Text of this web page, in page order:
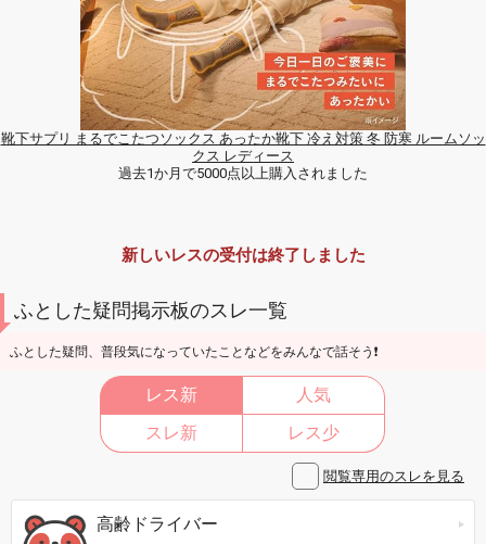
靴下サプリ まるでこたつソックス あったか靴下 冷え対策 冬 防寒 ルームソッ
クス レディース
過去1か月で5000点以上購入されました
新しいレスの受付は終了しました
ふとした疑問掲示板のスレ一覧
ふとした疑問、普段気になっていたことなどをみんなで話そう❗
レス新
人気
スレ新
レス少
閲覧専用のスレを見る
高齢ドライバー